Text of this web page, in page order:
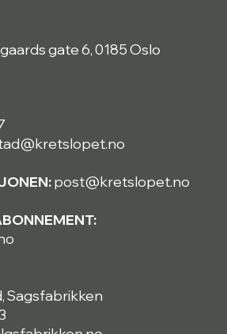
gate 6, 0185 Oslo
post@kretslopet.no
Sagsfabrikken